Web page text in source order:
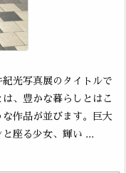
紀光写真展のタイトルで
、豊かな暮らしとはこ
作品が並びます。巨大
座る少女、輝い ...